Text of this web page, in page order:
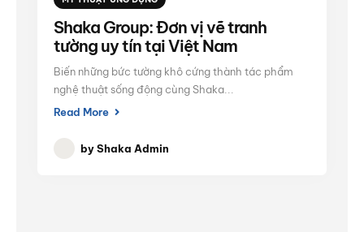
Shaka Group: Đơn vị vẽ tranh
tường uy tín tại Việt Nam
Biến những bức tường khô cứng thành tác phẩm
nghệ thuật sống động cùng Shaka...
Read More
by Shaka Admin